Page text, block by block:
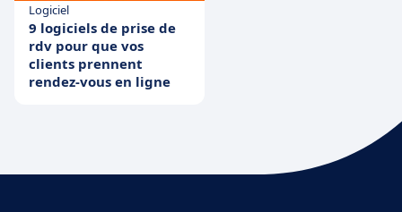
Logiciel
9 logiciels de prise de
rdv pour que vos
clients prennent
rendez-vous en ligne